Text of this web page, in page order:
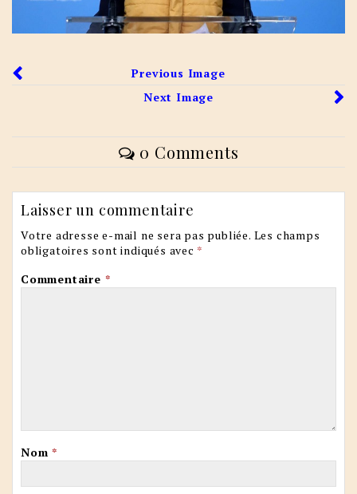
Previous Image
Next Image
0 Comments
Laisser un commentaire
Votre adresse e-mail ne sera pas publiée. Les champs
obligatoires sont indiqués avec *
Commentaire *
Nom*